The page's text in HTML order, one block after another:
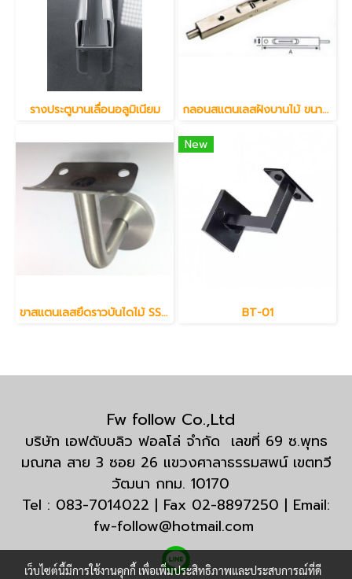
รางประตูบานเลื่อนอลูมิเนียม กลอนสแตนเลสฝังบานไม้ ขนาด 6"
ขาสแตนเลสยึดราวบันไดไม้ SS304
New
BT-01
Fw follow Co.,Ltd
บริษัท เอฟดับบลิว ฟอลโล่ จำกัด เลขที่ 69 ซ.พุทธ
มณฑล สาย 3 ซอย 26 แขวงศาลาธรรมสพน์ เขตทวี
วัฒนา กทม. 10170
Tel : 083-7014022 | Fax 02-8897250 | Email:
fw-follow@hotmail.com
เว็บไซต์นี้มีการใช้งานคุกกี้ เพื่อเพิ่มประสิทธิภาพและประสบการณ์ที่ดี